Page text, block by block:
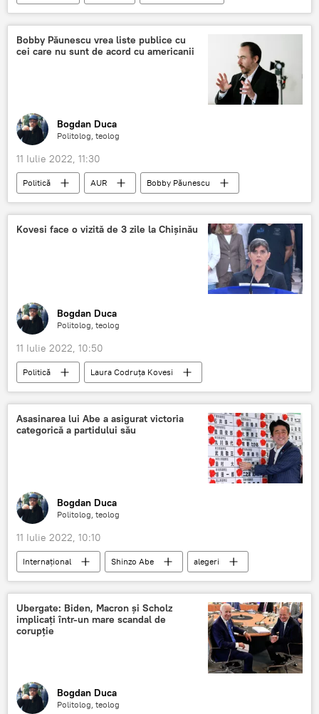
România
partid politic
Bobby Păunescu vrea liste publice cu
cei care nu sunt de acord cu americanii
Bogdan Duca
Politolog, teolog
11 Iulie 2022, 11:30
Politică AUR
Bobby Păunescu
SUA
lista neagră
Kovesi face o vizită de 3 zile la Chişinău
Bogdan Duca
Politolog, teolog
11 Iulie 2022, 10:50
Politică
Laura Codruța Kovesi
Scandalul în jurul Laurei Kodruța Kovesi
Direcția Națională Anticorupție
Chișinău
Republica Moldova
Asasinarea lui Abe a asigurat victoria
categorică a partidului său
Bogdan Duca
Politolog, teolog
11 Iulie 2022, 10:10
Internaţional Shinzo Abe
alegeri
Japonia
Ubergate: Biden, Macron şi Scholz
implicaţi într-un mare scandal de
corupţie
Bogdan Duca
Politolog, teolog